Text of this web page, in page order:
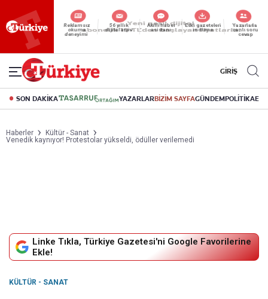
Reklamsız
okuma
deneyimi
56 yıllık
dijital arşiv
Akıllı haber
asistanı
Eski gazeteleri
indirme
Yazarlarla
canlı soru
cevap
GİRİŞ
SON DAKİKA YAZARLARBİZİM SAYFAGÜNDEMPOLİTİKA
Haberler
Kültür - Sanat
Venedik kaynıyor! Protestolar yükseldi, ödüller verilemedi
Linke Tıkla, Türkiye Gazetesi'ni Google Favorilerine
Ekle!
KÜLTÜR - SANAT